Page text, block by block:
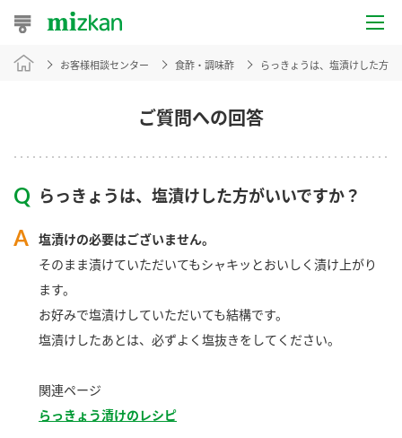
おうちレシピ
レシピ特集
レシピカテゴリ一覧
商品からレシピを探す
商品情報
酢
新商品一覧
ご質問への回答
お客様相談センター 食酢・調味酢 らっきょうは、塩漬けした方が
らっきょうは、塩漬けした方がいいですか？
塩漬けの必要はございません。
そのまま漬けていただいてもシャキッとおいしく漬け上がり
ます。
お好みで塩漬けしていただいても結構です。
塩漬けしたあとは、必ずよく塩抜きをしてください。
関連ページ
らっきょう漬けのレシピ